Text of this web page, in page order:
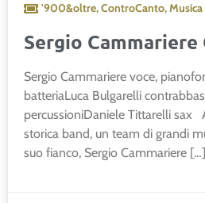
'900&oltre,ControCanto,Musica
Sergio
Sergio Cammariere voce,
batteriaLuca Bulgarelli
percussioniDaniele Tittarelli sax
storica band, un team di grandi
suo fianco, Sergio Cammariere […]